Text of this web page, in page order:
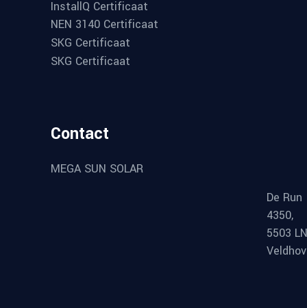
InstallQ Certificaat
NEN 3140 Certificaat
SKG Certificaat
SKG Certificaat
Contact
MEGA SUN SOLAR
De Run
4350,
5503 LN